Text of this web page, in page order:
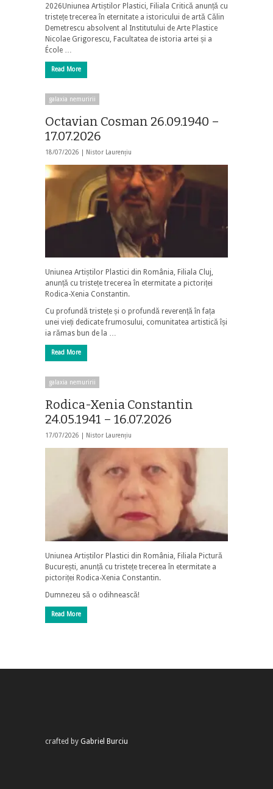
2026Uniunea Artiștilor Plastici, Filiala Critică anunță cu
tristețe trecerea în eternitate a istoricului de artă Călin
Demetrescu absolvent al Institutului de Arte Plastice
Nicolae Grigorescu, Facultatea de istoria artei și a
École …
Read More
galaxia nemuririi
Octavian Cosman 26.09.1940 –
17.07.2026
18/07/2026 | Nistor Laurențiu
Uniunea Artiștilor Plastici din România, Filiala Cluj,
anunță cu tristețe trecerea în etermitate a pictoriței
Rodica-Xenia Constantin.
Cu profundă tristețe și o profundă reverență în fața
unei vieți dedicate frumosului, comunitatea artistică își
ia rămas bun de la …
Read More
galaxia nemuririi
Rodica-Xenia Constantin
24.05.1941 – 16.07.2026
17/07/2026 | Nistor Laurențiu
Uniunea Artiștilor Plastici din România, Filiala Pictură
București, anunță cu tristețe trecerea în etermitate a
pictoriței Rodica-Xenia Constantin.
Dumnezeu să o odihnească!
Read More
crafted by Gabriel Burciu